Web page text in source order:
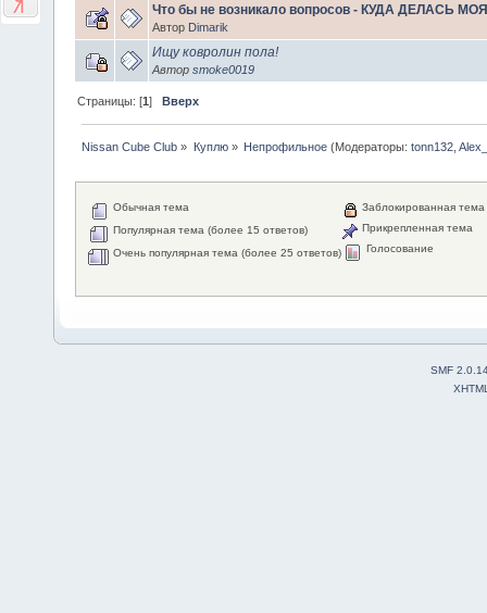
Что бы не возникало вопросов - КУДА ДЕЛАСЬ
Автор Dimarik
Ищу ковролин пола!
Автор smoke0019
Страницы: [1]Вверх
Nissan Cube Club » Куплю» Непрофильное(Модераторы: tonn132,
Обычная тема
Популярная тема (более 15 ответов)
Очень популярная тема (более 25 ответов)
Заблокированная тема
Прикрепленная тема
Голосование
SMF